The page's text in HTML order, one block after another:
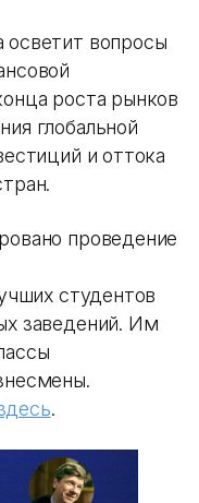
вопросы
роста рынков
глобальной
и оттока
проведение
студентов
заведений. Им
.